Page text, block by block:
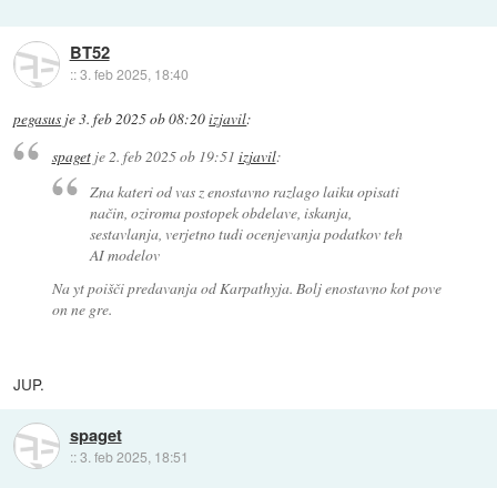
BT52
::3. feb 2025, 18:40
pegasus je3. feb 2025 ob 08:20izjavil:
spagetje 2. feb 2025 ob 19:51 izjavil:
Zna kateri od vas z enostavno razlago laiku opisati
način, oziroma postopek obdelave, iskanja,
sestavlanja, verjetno tudi ocenjevanja podatkov teh
AI modelov
Na yt poišči predavanja od Karpathyja. Bolj enostavno kot pove
on ne gre.
JUP.
spaget
::3. feb 2025, 18:51